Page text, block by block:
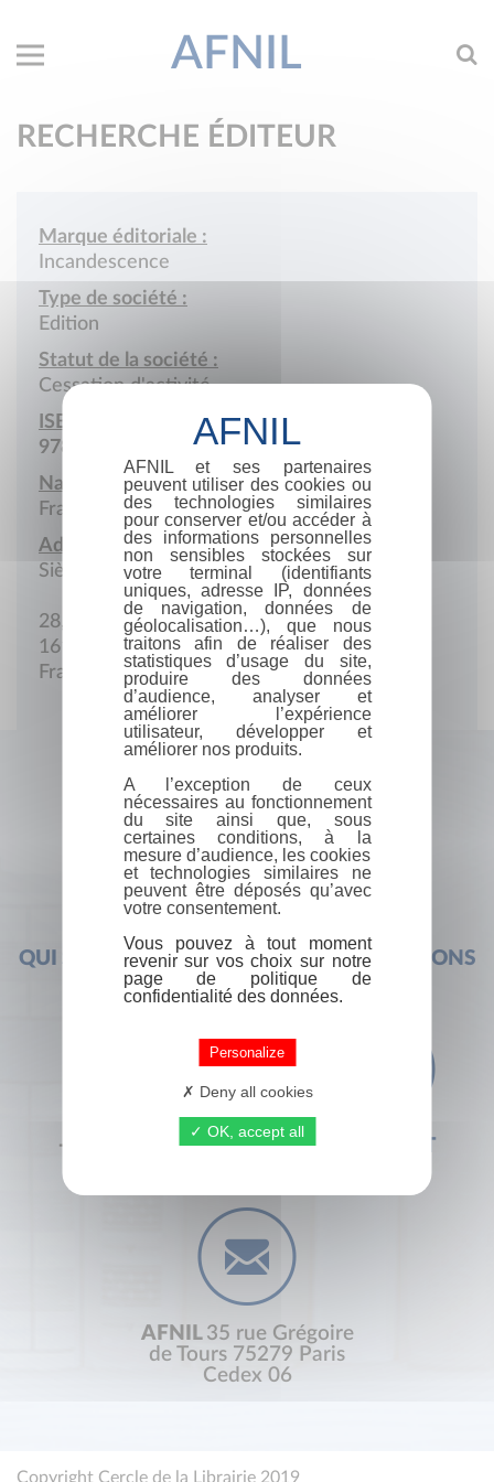
AFNIL
RECHERCHE ÉDITEUR
Marque éditoriale :
Incandescence
Type de société :
Edition
Statut de la société :
Cessation d'activité
ISBN :
978-2-86290
Nationalité :
France
Adresse :
Siège social
28, rue Rosenwald
16140 Amberac-Aigre
France
QUI SOMMES-NOUS ?FOIRE AUX QUESTIONS
+33 (0) 1 44 41 29 19 CONTACT
AFNIL 35 rue Grégoire
de Tours 75279 Paris
Cedex 06
Copyright Cercle de la Librairie 2019
AFNIL et ses partenaires
peuvent utiliser des cookies ou
des technologies similaires
pour conserver et/ou accéder à
des informations personnelles
non sensibles stockées sur
votre terminal (identifiants
uniques, adresse IP, données
de navigation, données de
géolocalisation…), que nous
traitons afin de réaliser des
statistiques d’usage du site,
produire des données
d’audience, analyser et
améliorer l’expérience
utilisateur, développer et
améliorer nos produits.
A l’exception de ceux
nécessaires au fonctionnement
du site ainsi que, sous
certaines conditions, à la
mesure d’audience, les cookies
et technologies similaires ne
peuvent être déposés qu’avec
votre consentement.
Vous pouvez à tout moment
revenir sur vos choix sur notre
page de politique de
confidentialité des données.
Personalize
Deny all cookies
OK, accept all